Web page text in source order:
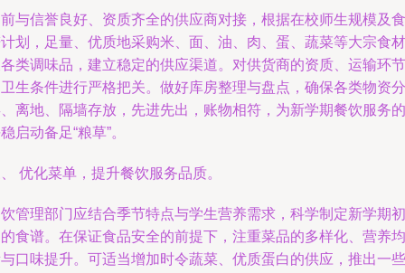
与信誉良好、资质齐全的供应商对接，根据在校师生规模及食
划，足量、优质地采购米、面、油、肉、蛋、蔬菜等大宗食材
类调味品，建立稳定的供应渠道。对供货商的资质、运输环节
生条件进行严格把关。做好库房整理与盘点，确保各类物资分
离地、隔墙存放，先进先出，账物相符，为新学期餐饮服务的
启动备足“粮草”。
优化菜单，提升餐饮服务品质。
管理部门应结合季节特点与学生营养需求，科学制定新学期初
食谱。在保证食品安全的前提下，注重菜品的多样化、营养均
口味提升。可适当增加时令蔬菜、优质蛋白的供应，推出一些